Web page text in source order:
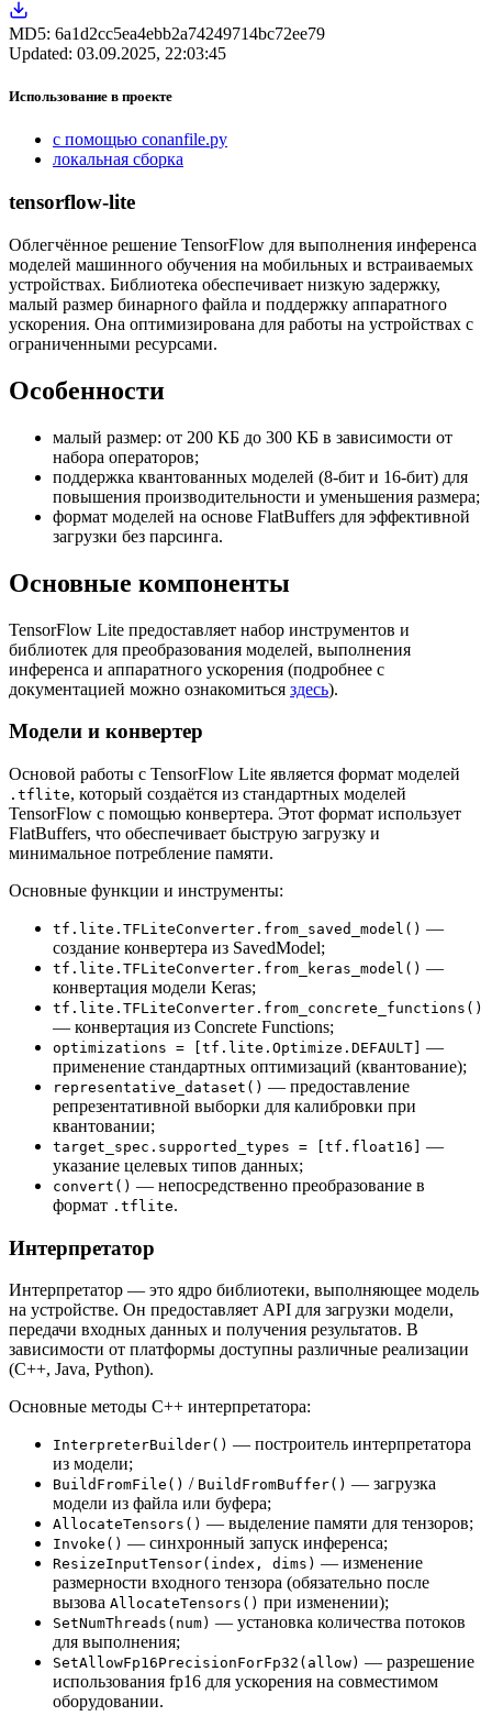
MD5: 6a1d2cc5ea4ebb2a74249714bc72ee79
Updated: 03.09.2025, 22:03:45
Использование в проекте
с помощью conanfile.py
локальная сборка
tensorflow-lite
Облегчённое решение TensorFlow для выполнения инференса
моделей машинного обучения на мобильных и встраиваемых
устройствах. Библиотека обеспечивает низкую задержку,
малый размер бинарного файла и поддержку аппаратного
ускорения. Она оптимизирована для работы на устройствах с
ограниченными ресурсами.
Особенности
малый размер: от 200 КБ до 300 КБ в зависимости от
набора операторов;
поддержка квантованных моделей (8-бит и 16-бит) для
повышения производительности и уменьшения размера;
формат моделей на основе FlatBuffers для эффективной
загрузки без парсинга.
Основные компоненты
TensorFlow Lite предоставляет набор инструментов и
библиотек для преобразования моделей, выполнения
инференса и аппаратного ускорения (подробнее с
документацией можно ознакомиться здесь).
Модели и конвертер
Основой работы с TensorFlow Lite является формат моделей
.tflite, который создаётся из стандартных моделей
TensorFlow с помощью конвертера. Этот формат использует
FlatBuffers, что обеспечивает быструю загрузку и
минимальное потребление памяти.
Основные функции и инструменты:
tf.lite.TFLiteConverter.from_saved_model() —
создание конвертера из SavedModel;
tf.lite.TFLiteConverter.from_keras_model() —
конвертация модели Keras;
tf.lite.TFLiteConverter.from_concrete_functions()
— конвертация из Concrete Functions;
optimizations = [tf.lite.Optimize.DEFAULT]
—
применение стандартных оптимизаций (квантование);
representative_dataset() — предоставление
репрезентативной выборки для калибровки при
квантовании;
target_spec.supported_types = [tf.float16]
—
указание целевых типов данных;
convert() — непосредственно преобразование в
формат .tflite.
Интерпретатор
Интерпретатор — это ядро библиотеки, выполняющее модель
на устройстве. Он предоставляет API для загрузки модели,
передачи входных данных и получения результатов. В
зависимости от платформы доступны различные реализации
(C++, Java, Python).
Основные методы C++ интерпретатора:
InterpreterBuilder() — построитель интерпретатора
из модели;
BuildFromFile() / BuildFromBuffer() — загрузка
модели из файла или буфера;
AllocateTensors() — выделение памяти для тензоров;
Invoke() — синхронный запуск инференса;
ResizeInputTensor(index, dims) — изменение
размерности входного тензора (обязательно после
вызова AllocateTensors() при изменении);
SetNumThreads(num) — установка количества потоков
для выполнения;
SetAllowFp16PrecisionForFp32(allow) — разрешение
использования fp16 для ускорения на совместимом
оборудовании.